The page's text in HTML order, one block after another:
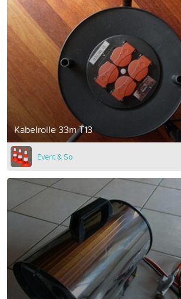
Kabelrolle 33m T13
Event & So